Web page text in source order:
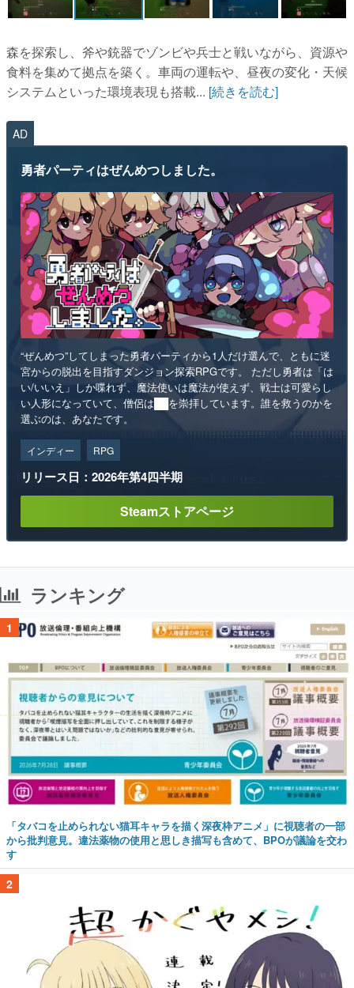
アプリレビュー
その他
電ファミニコゲーマーとは？
運営：株式会社マレ
森を探索し、斧や銃器でゾンビや兵士と戦いながら、資源や
食料を集めて拠点を築く。車両の運転や、昼夜の変化・天候
システムといった環境表現も搭載... [続きを読む]
AD
勇者パーティはぜんめつしました。
“ぜんめつ”してしまった勇者パーティから1人だけ選んで、ともに迷
宮からの脱出を目指すダンジョン探索RPGです。 ただし勇者は「は
い/いいえ」しか喋れず、魔法使いは魔法が使えず、戦士は可愛らし
い人形になっていて、僧侶は██を崇拝しています。誰を救うのかを
選ぶのは、あなたです。
インディー RPG
リリース日：2026年第4四半期
Steamストアページ
ランキング
1
「タバコを止められない猫耳キャラを描く深夜枠アニメ」に視聴者の一部
から批判意見。違法薬物の使用と思しき描写も含めて、BPOが議論を交わ
す
2